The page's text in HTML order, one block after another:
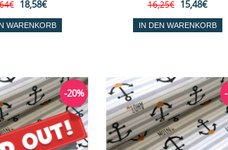
18,58€ 16,25€ 15,48€
-20%